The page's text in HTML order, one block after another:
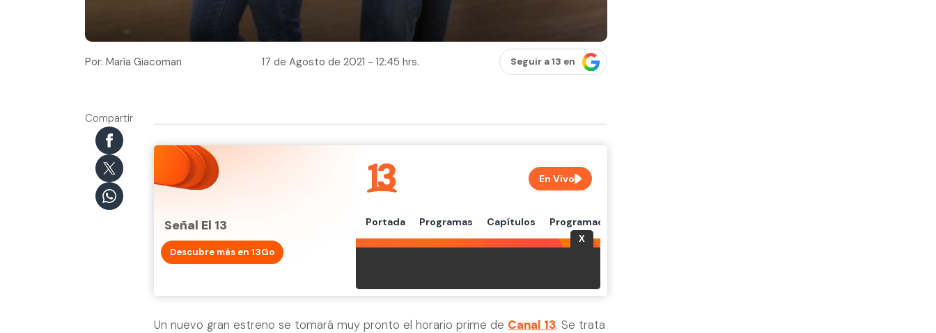
Por: María Giacoman 17 de Agosto de 2021 - 12:45 hrs. Seguir a 13 en
Compartir
Señal El 13
Descubre más en 13Go
Un nuevo gran estreno se tomará muy pronto el horario prime de Canal 13. Se trata